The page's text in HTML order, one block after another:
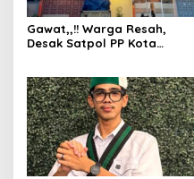
Gawat,,!! Warga Resah,
Desak Satpol PP Kota
Ajang “Kumpul Kebo”.